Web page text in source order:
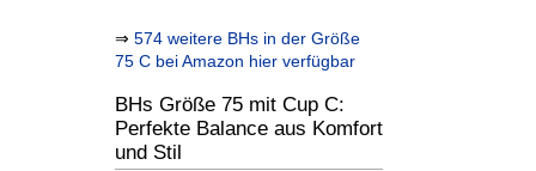
⇒ 574 weitere BHs in der Größe
75 C bei Amazon hier verfügbar
BHs Größe 75 mit Cup C:
Perfekte Balance aus Komfort
und Stil